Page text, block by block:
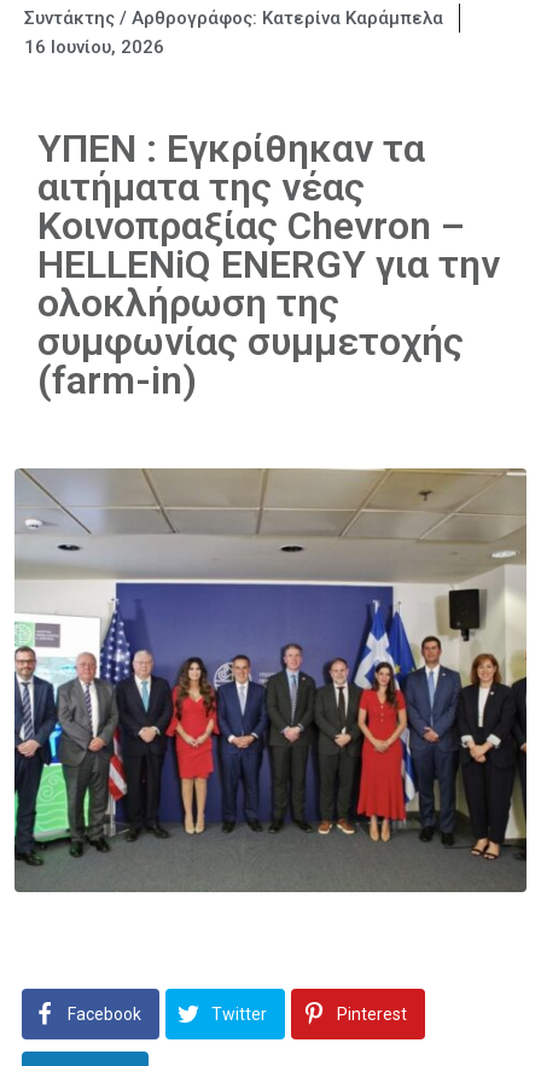
Συντάκτης / Αρθρογράφος: Κατερίνα Καράμπελα
16 Ιουνίου, 2026
YΠΕΝ : Εγκρίθηκαν τα
αιτήματα της νέας
Κοινοπραξίας Chevron –
HELLENiQ ENERGY για την
ολοκλήρωση της
συμφωνίας συμμετοχής
(farm-in)
Facebook Twitter Pinterest